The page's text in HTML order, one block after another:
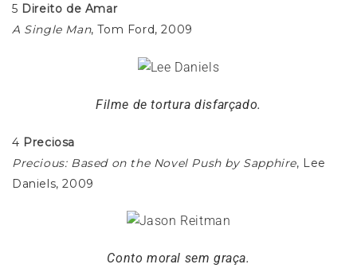
5 Direito de Amar
A Single Man, Tom Ford, 2009
Filme de tortura disfarçado.
4 Preciosa
Precious: Based on the Novel Push by Sapphire, Lee
Daniels, 2009
Conto moral sem graça.